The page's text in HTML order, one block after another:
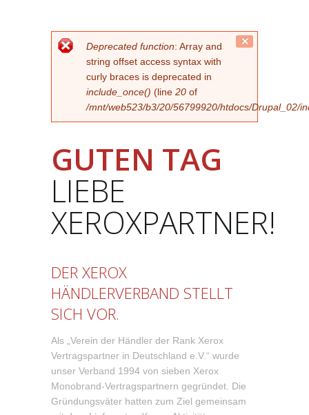
FEHLERMELDUNG
Deprecated function: Array and
string offset access syntax with
curly braces is deprecated in
include_once() (line 20 of
/mnt/web523/b3/20/56799920/htdocs/Drupal_02/
GUTEN TAG
LIEBE
XEROXPARTNER!
DER XEROX
HÄNDLERVERBAND STELLT
SICH VOR.
Als „Verein der Händler der Rank Xerox
Vertragspartner in Deutschland e.V.“ wurde
unser Verband 1994 von sieben Xerox
Monobrand-Vertragspartnern gegründet. Die
Gründungsväter hatten zum Ziel gemeinsam